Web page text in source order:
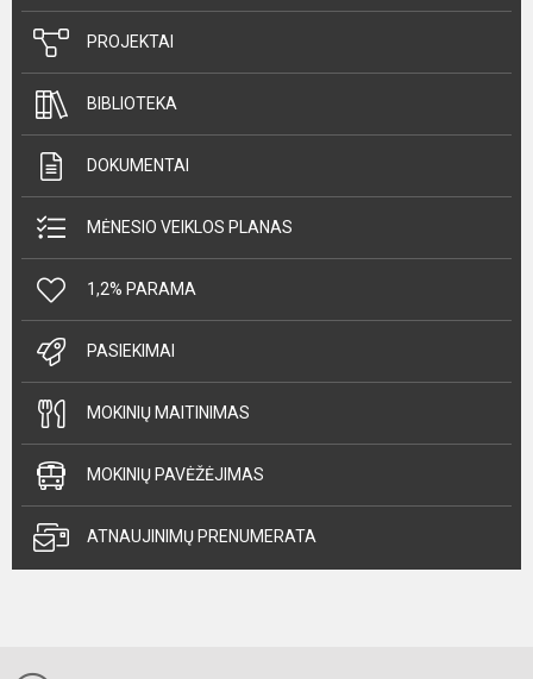
PROJEKTAI
BIBLIOTEKA
DOKUMENTAI
MĖNESIO VEIKLOS PLANAS
1,2% PARAMA
PASIEKIMAI
MOKINIŲ MAITINIMAS
MOKINIŲ PAVĖŽĖJIMAS
ATNAUJINIMŲ PRENUMERATA